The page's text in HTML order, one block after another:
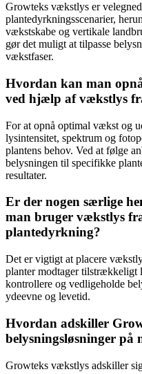
Growteks vækstlys er
plantedyrkningsscenarier,
vækstskabe og vertikale
gør det muligt at tilpasse
vækstfaser.
Hvordan kan man
ved hjælp af vækstlys
For at opnå optimal vækst og
lysintensitet, spektrum og
plantens behov. Ved at følge
belysningen til specifikke
resultater.
Er der nogen særlige
man bruger vækstlys
plantedyrkning?
Det er vigtigt at placere
planter modtager tilstrækkeligt
kontrollere og vedligeholde
ydeevne og levetid.
Hvordan adskiller
belysningsløsninger på
Growteks vækstlys adskiller